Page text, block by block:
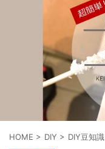
HOME > DIY > DIY豆知識